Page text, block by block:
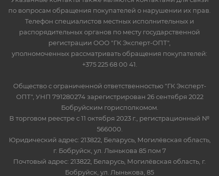
по вопросам обращения покупателей о нарушении их прав.
Телефон специалистов местных исполнительных и
распорядительных органов по месту государственной
регистрации ООО "ГК Эксперт-ОПТ",
уполномоченных рассматривать обращения покупателей:
+375 225 68 00 41.
Общество с ограниченной ответственностью "ГК Эксперт-
ОПТ", УНП 791280274 зарегистрирован 26 сентября 2022
Бобруйским горисполкомом.
В торговом реестре с 11 октября 2023 г., регистрационный №
566000.
Юридический адрес: 213822, Беларусь, Могилёвская область,
г. Бобруйск, ул. Лынькова 85 пом 7
Почтовый адрес: 213822, Беларусь, Могилёвская область, г.
Бобруйск, ул. Лынькова, 85